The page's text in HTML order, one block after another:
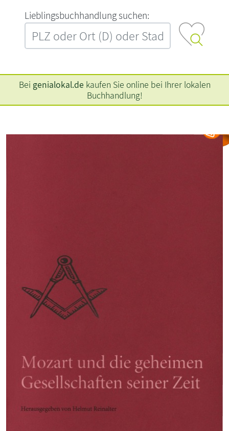
L‍i‍e‍b‍l‍i‍n‍g‍s‍b‍u‍c‍h‍h‍a‍n‍d‍l‍u‍n‍g‍ ‍s‍u‍c‍h‍e‍n‍:‍
Bei genialokal.de kaufen Sie online bei Ihrer lokalen
Buchhandlung!